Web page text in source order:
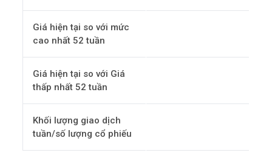
Giá hiện tại so với mức
cao nhất 52 tuần
Giá hiện tại so với Giá
thấp nhất 52 tuần
Khối lượng giao dịch
tuần/số lượng cổ phiếu